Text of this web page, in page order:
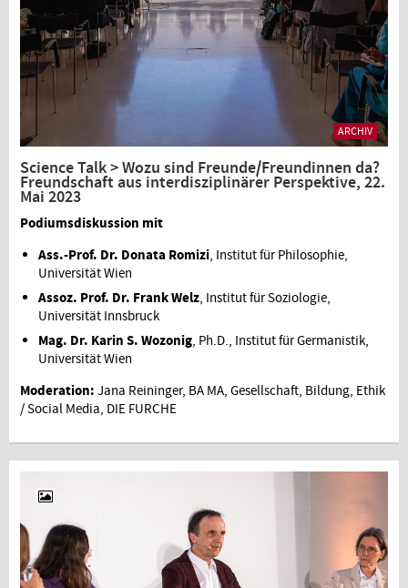
ARCHIV
Science Talk > Wozu sind Freunde/Freundinnen da?
Freundschaft aus interdisziplinärer Perspektive, 22.
Mai 2023
Podiumsdiskussion mit
Ass.-Prof. Dr. Donata Romizi, Institut für Philosophie,
Universität Wien
Assoz. Prof. Dr. Frank Welz, Institut für Soziologie,
Universität Innsbruck
Mag. Dr. Karin S. Wozonig, Ph.D., Institut für Germanistik,
Universität Wien
Moderation: Jana Reininger, BA MA, Gesellschaft, Bildung, Ethik
/ Social Media, DIE FURCHE